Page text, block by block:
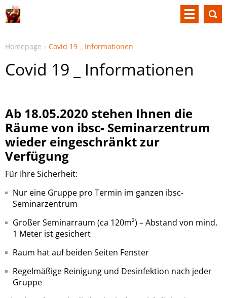
Homepage Covid 19 _ Informationen
Covid 19 _ Informationen
Ab 18.05.2020 stehen Ihnen die
Räume von ibsc- Seminarzentrum
wieder eingeschränkt zur
Verfügung
Für Ihre Sicherheit:
Nur eine Gruppe pro Termin im ganzen ibsc-
Seminarzentrum
Großer Seminarraum (ca 120m²) – Abstand von mind.
1 Meter ist gesichert
Raum hat auf beiden Seiten Fenster
Regelmäßige Reinigung und Desinfektion nach jeder
Gruppe